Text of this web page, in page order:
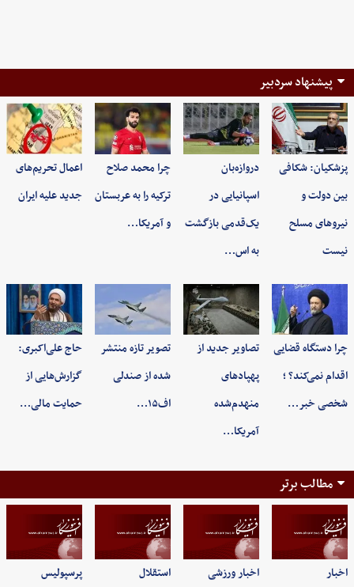
پیشنهاد سردبیر
پزشکیان: شکافی
بین دولت و
نیروهای مسلح
نیست
دروازه‌بان
اسپانیایی در
یک‌قدمی بازگشت
به اس…
چرا محمد صلاح
ترکیه را به عربستان
و آمریکا…
اعمال تحریم‌های
جدید علیه ایران
چرا دستگاه قضایی
اقدام نمی‌کند؟ ؛
شخصی خبر…
تصاویر جدید از
پهپادهای
منهدم‌شده
آمریکا…
تصویر تازه منتشر
شده از صندلی
اف۱۵…
حاج علی‌اکبری:
گزارش‌هایی از
حمایت مالی…
مطالب برتر
اخبار اخبار ورزشی استقلال پرسپولیس